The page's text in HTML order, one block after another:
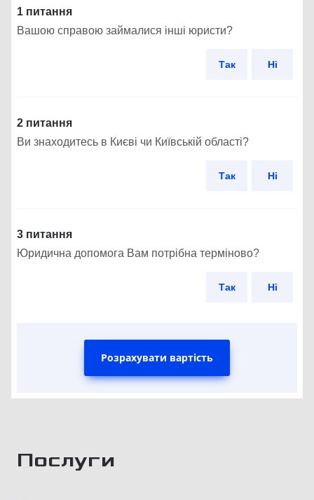
1 питання
Вашою справою займалися інші юристи?
Так Ні
2 питання
Ви знаходитесь в Києві чи Київській області?
Так Ні
3 питання
Юридична допомога Вам потрібна терміново?
Так Ні
Розрахувати вартість
Послуги